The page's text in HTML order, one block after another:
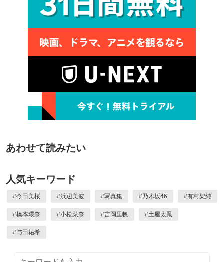
あわせて読みたい
人気キーワード
#今田美桜 #浜辺美波 #写真集 #乃木坂46 #有村架純
#橋本環奈 #小松菜奈 #吉岡里帆 #土屋太鳳
#与田祐希